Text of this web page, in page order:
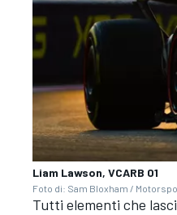
Liam Lawson, VCARB 01
Foto di: Sam Bloxham /
Tutti elementi che